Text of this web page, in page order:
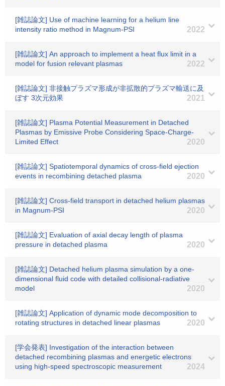
[雑誌論文] Use of machine learning for a helium line
intensity ratio method in Magnum-PSI
2022
[雑誌論文] An approach to implement a heat flux limit in a
model for fusion relevant plasmas
2022
[雑誌論文] 非接触プラズマ形成が非拡散的プラズマ輸送に及
ぼす 3次元効果
2021
[雑誌論文] Plasma Potential Measurement in Detached
Plasmas by Emissive Probe Considering Space-Charge-
Limited Effect
2020
[雑誌論文] Spatiotemporal dynamics of cross-field ejection
events in recombining detached plasma
2020
[雑誌論文] Cross-field transport in detached helium plasmas
in Magnum-PSI
2020
[雑誌論文] Evaluation of axial decay length of plasma
pressure in detached plasma
2020
[雑誌論文] Detached helium plasma simulation by a one-
dimensional fluid code with detailed collisional-radiative
model
2020
[雑誌論文] Application of dynamic mode decomposition to
rotating structures in detached linear plasmas
2020
[学会発表] Investigation of the interaction between
detached recombining plasmas and energetic electrons
using high-speed spectroscopic measurement
2024